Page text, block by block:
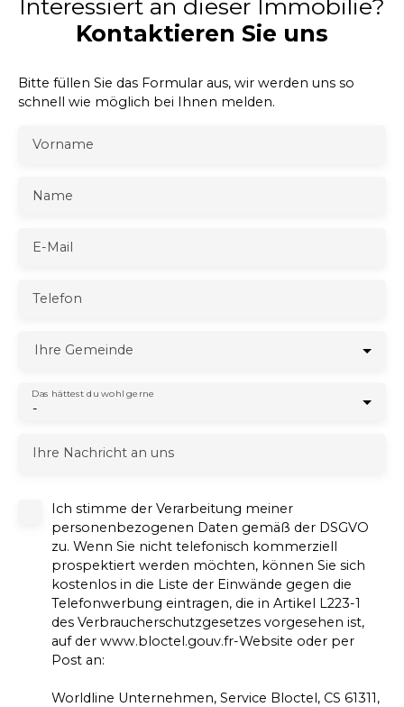
Interessiert an dieser Immobilie?
Kontaktieren Sie uns
Bitte füllen Sie das Formular aus, wir werden uns so
schnell wie möglich bei Ihnen melden.
Vorname
Name
E-Mail
Telefon
Ihre Gemeinde
-
Das hättest du wohl gerne
Ihre Nachricht an uns
Ich stimme der Verarbeitung meiner
personenbezogenen Daten gemäß der DSGVO
zu. Wenn Sie nicht telefonisch kommerziell
prospektiert werden möchten, können Sie sich
kostenlos in die Liste der Einwände gegen die
Telefonwerbung eintragen, die in Artikel L223-1
des Verbraucherschutzgesetzes vorgesehen ist,
auf der www.bloctel.gouv.fr-Website oder per
Post an:
Worldline Unternehmen, Service Bloctel, CS 61311,